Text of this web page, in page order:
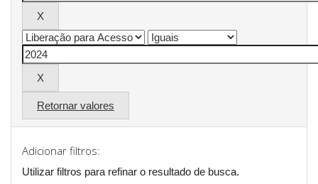
Retornar valores
Adicionar filtros:
Utilizar filtros para refinar o resultado de busca.